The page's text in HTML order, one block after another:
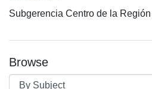
All of DSpace
Subgerencia Centro de la
Browse